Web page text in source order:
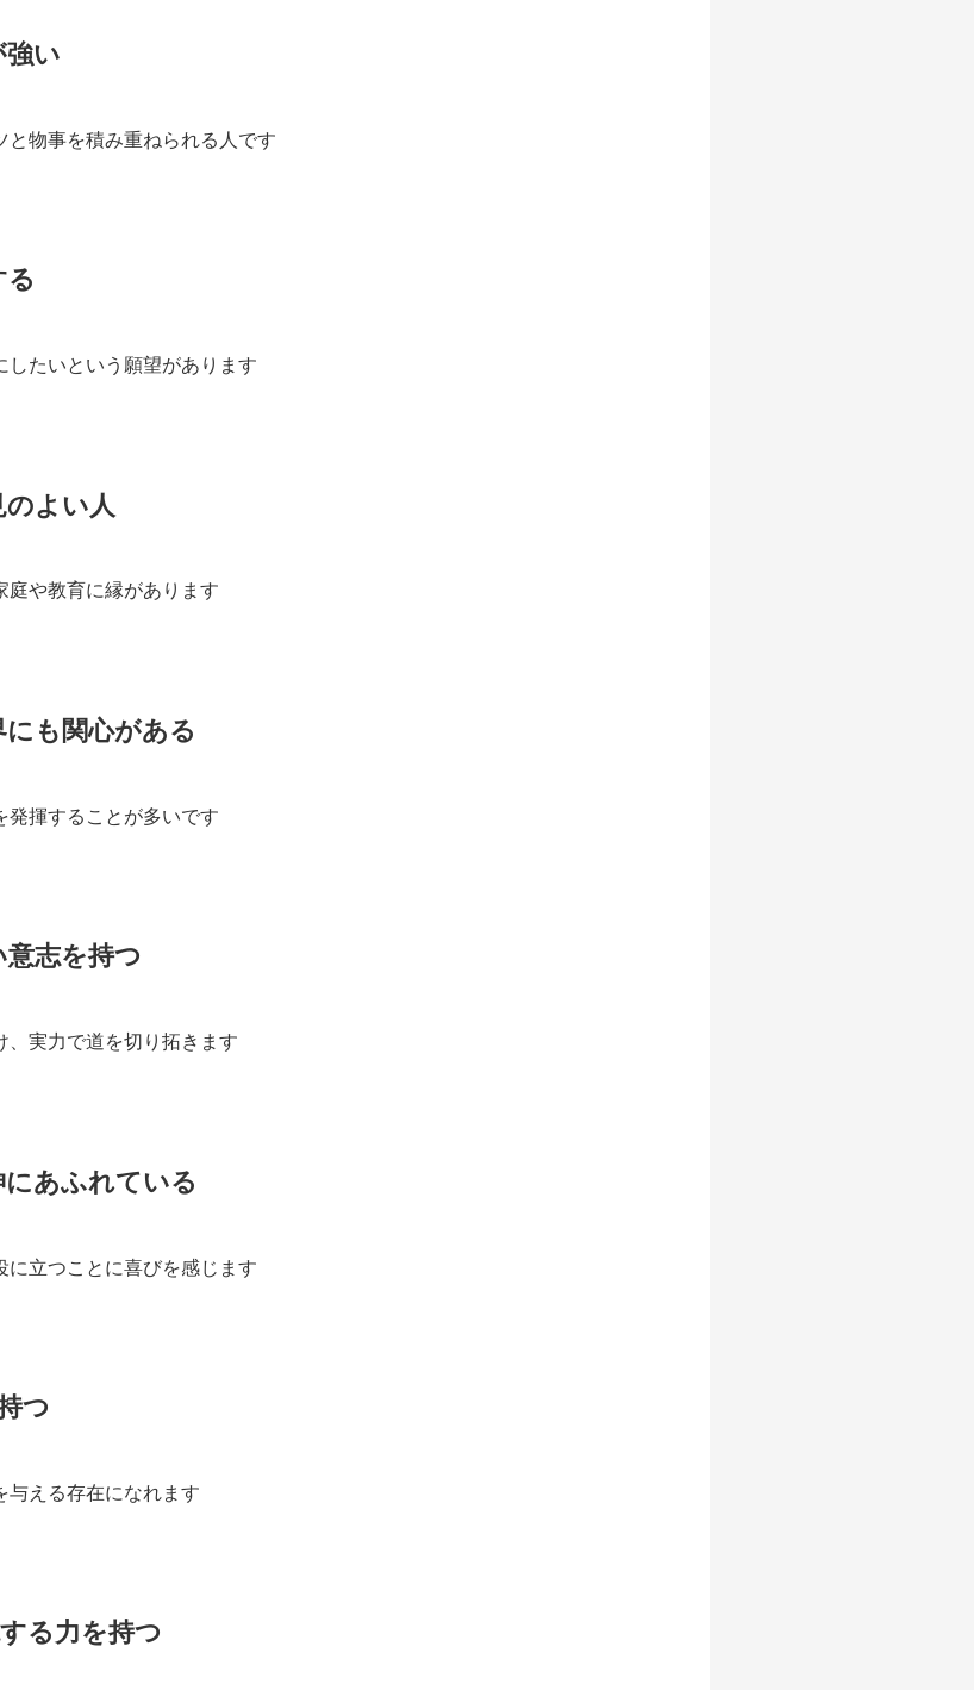
強い
物事を積み重ねられる人です
る
したいという願望があります
よい人
庭や教育に縁があります
も関心がある
発揮することが多いです
志を持つ
、実力で道を切り拓きます
あふれている
立つことに喜びを感じます
つ
与える存在になれます
る力を持つ